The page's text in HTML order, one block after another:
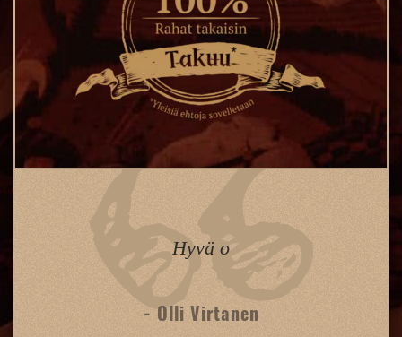
Hyvä o
- Olli Virtanen